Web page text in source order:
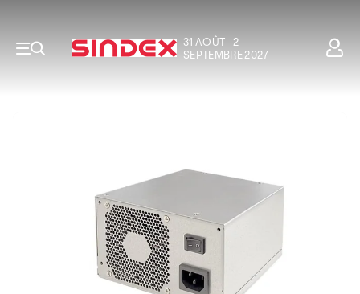
31 AOÛT - 2
SEPTEMBRE 2027